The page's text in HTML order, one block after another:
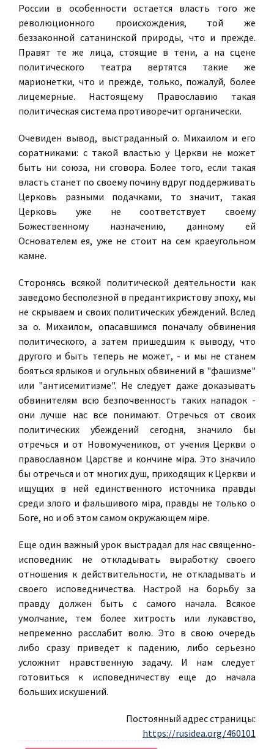
России в особенности остается власть того же
революционного происхождения, той же
беззаконной сатанинской природы, что и прежде.
Правят те же лица, стоящие в тени, а на сцене
политического театра вертятся такие же
марионетки, что и прежде, только, пожалуй, более
лицемерные. Настоящему Православию такая
политическая система противоречит органически.
Очевиден вывод, выстраданный о. Михаилом и его
соратниками: с такой властью у Церкви не может
быть ни союза, ни сговора. Более того, если такая
власть станет по своему почину вдруг поддерживать
Церковь разными подачками, то значит, такая
Церковь уже не соответствует своему
Божественному назначению, данному ей
Основателем ея, уже не стоит на сем краеугольном
камне.
Сторонясь всякой политической деятельности как
заведомо бесполезной в предантихристову эпоху, мы
не скрываем и своих политических убеждений. Вслед
за о. Михаилом, опасавшимся поначалу обвинения
политического, а затем пришедшим к выводу, что
другого и быть теперь не может, - и мы не станем
бояться ярлыков и огульных обвинений в "фашизме"
или "антисемитизме". Не следует даже доказывать
обвинителям всю безпочвенность таких нападок -
они лучше нас все понимают. Отречься от своих
политических убеждений сегодня, значило бы
отречься и от Новомучеников, от учения Церкви о
православном Царстве и кончине мiра. Это значило
бы отречься и от многих душ, приходящих к Церкви и
ищущих в ней единственного источника правды
среди злого и фальшивого мipa, правды не только о
Боге, но и об этом самом окружающем мiре.
Еще один важный урок выстрадал для нас священно-
исповедник: не откладывать выработку своего
отношения к действительности, не откладывать и
своего исповедничества. Настрой на борьбу за
правду должен быть с самого начала. Всякое
умолчание, тем более хитрость или лукавство,
непременно расслабит волю. Это в свою очередь
либо сразу приведет к падению, либо серьезно
усложнит нравственную задачу. И нам следует
готовиться к исповедничеству еще до начала
больших искушений.
Постоянный адрес страницы:
https://rusidea.org/460101